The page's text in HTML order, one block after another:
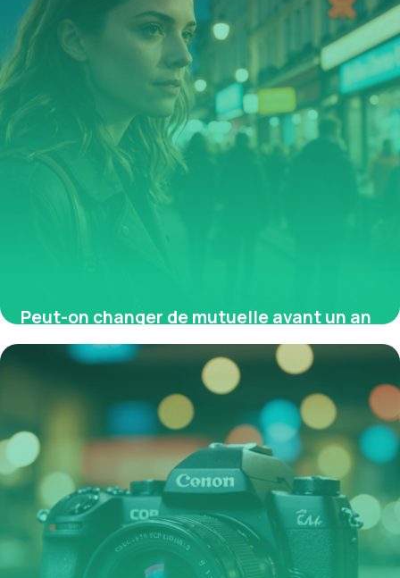
Peut-on changer de mutuelle avant un an
? Motifs légaux et démarches